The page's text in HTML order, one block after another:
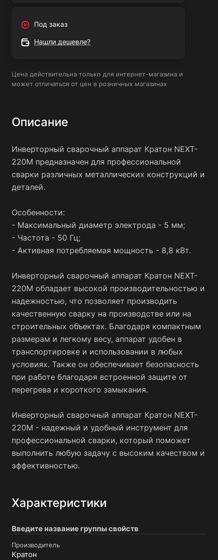
Под заказ
Нашли дешевле?
Цена действительна только для интернет-магазина и
может отличаться от цен в розничных магазинах
Описание
Инверторный сварочный аппарат Кратон NEXT-
220М предназначен для профессиональной
сварки различных металлических конструкций и
деталей.
Особенности:
- Максимальный диаметр электрода - 5 мм;
- Частота - 50 Гц;
- Активная потребляемая мощность - 8,8 кВт.
Инверторный сварочный аппарат Кратон NEXT-
220М обладает высокой производительностью и
надежностью, что позволяет производить
качественную сварку на производстве или на
строительных объектах. Благодаря компактным
размерам и легкому весу, аппарат удобен в
транспортировке и использовании в любых
условиях. Также он обеспечивает безопасность
при работе благодаря встроенной защите от
перегрева и короткого замыкания.
Инверторный сварочный аппарат Кратон NEXT-
220М - надежный и удобный инструмент для
профессиональной сварки, который поможет
выполнить любую задачу с высоким качеством и
эффективностью.
Характеристики
Введите название группы свойств
Производитель
Кратон